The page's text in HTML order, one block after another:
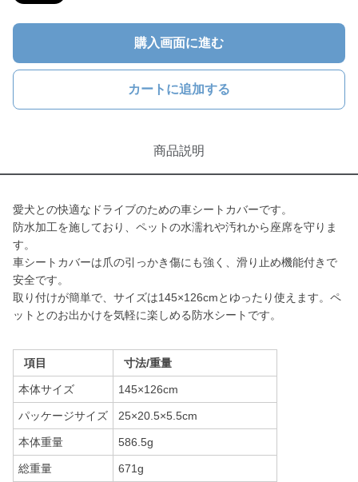
購入画面に進む
カートに追加する
商品説明
愛犬との快適なドライブのための車シートカバーです。
防水加工を施しており、ペットの水濡れや汚れから座席を守りま
す。
車シートカバーは爪の引っかき傷にも強く、滑り止め機能付きで
安全です。
取り付けが簡単で、サイズは145×126cmとゆったり使えます。ペ
ットとのお出かけを気軽に楽しめる防水シートです。
項目 寸法/重量
本体サイズ 145×126cm
パッケージサイズ 25×20.5×5.5cm
本体重量 586.5g
総重量 671g